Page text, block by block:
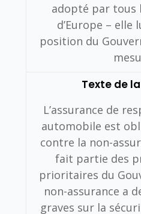
adopté par tous
d’Europe – elle
position du
Texte de
L’assurance de
automobile est
contre la non-
fait partie des
prioritaires du
non-assurance a
graves sur la